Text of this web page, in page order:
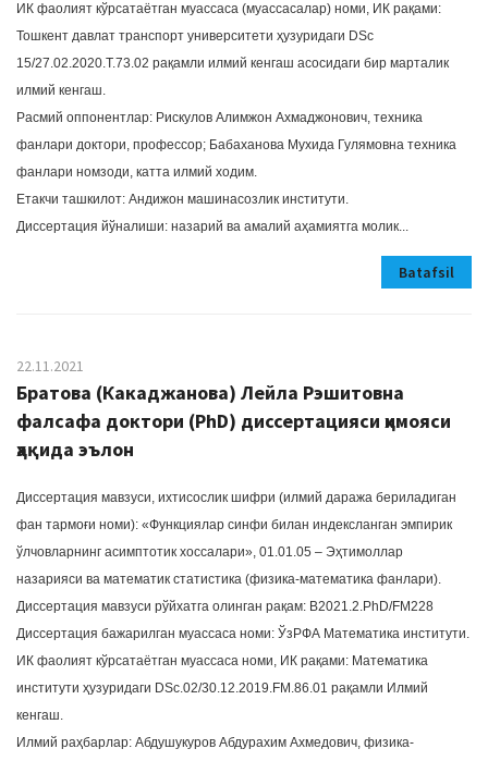
ИК фаолият кўрсатаётган муассаса (муассасалар) номи, ИК рақами:
Тошкент давлат транспорт университети ҳузуридаги DSс
15/27.02.2020.Т.73.02 рақамли илмий кенгаш асосидаги бир марталик
илмий кенгаш.
Расмий оппонентлар: Рискулов Алимжон Ахмаджонович, техника
фанлари доктори, профессор; Бабаханова Мухида Гулямовна техника
фанлари номзоди, катта илмий ходим.
Етакчи ташкилот: Андижон машинасозлик институти.
Диссертация йўналиши: назарий ва амалий аҳамиятга молик...
Batafsil
22.11.2021
Братова (Какаджанова) Лейла Рэшитовна
фалсафа доктори (PhD) диссертацияси ҳимояси
ҳақида эълон
Диссертация мавзуси, ихтисослик шифри (илмий даража бериладиган
фан тармоғи номи): «Функциялар синфи билан индексланган эмпирик
ўлчовларнинг асимптотик хоссалари», 01.01.05 – Эҳтимоллар
назарияси ва математик статистика (физика-математика фанлари).
Диссертация мавзуси рўйхатга олинган рақам: В2021.2.PhD/FM228
Диссертация бажарилган муассаса номи: ЎзРФА Математика институти.
ИК фаолият кўрсатаётган муассаса номи, ИК рақами: Математика
институти ҳузуридаги DSc.02/30.12.2019.FM.86.01 рақамли Илмий
кенгаш.
Илмий раҳбарлар: Абдушукуров Абдурахим Ахмедович, физика-